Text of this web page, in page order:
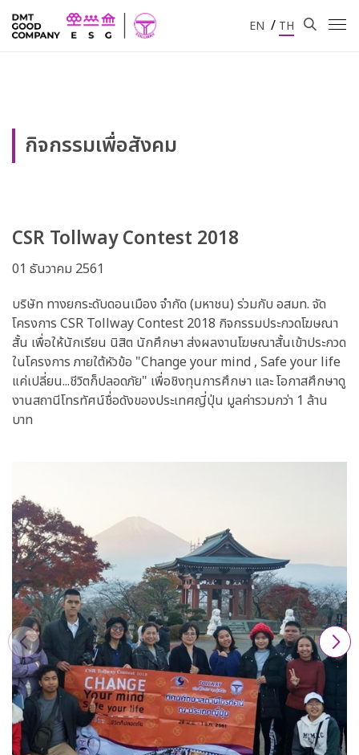
EN / TH
กิจกรรมเพื่อสังคม
CSR Tollway Contest 2018
01 ธันวาคม 2561
บริษัท ทางยกระดับดอนเมือง จำกัด (มหาชน) ร่วมกับ อสมท. จัด
โครงการ CSR Tollway Contest 2018 กิจกรรมประกวดโฆษณา
สั้น เพื่อให้นักเรียน นิสิต นักศึกษา ส่งผลงานโฆษณาสั้นเข้าประกวด
ในโครงการ ภายใต้หัวข้อ "Change your mind , Safe your life
แค่เปลี่ยน...ชีวิตก็ปลอดภัย" เพื่อชิงทุนการศึกษา และ โอกาสศึกษาดู
งานสถานีโทรทัศน์ชื่อดังของประเทศญี่ปุ่น มูลค่ารวมกว่า 1 ล้าน
บาท